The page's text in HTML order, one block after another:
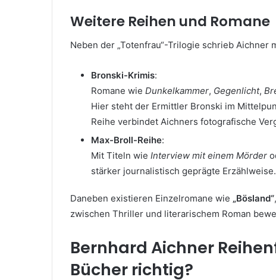
Weitere Reihen und Romane
Neben der „Totenfrau“-Trilogie schrieb Aichner
Bronski-Krimis:
Romane wie Dunkelkammer, Gegenlicht,
Hier steht der Ermittler Bronski im
Reihe verbindet Aichners fotografische
Max-Broll-Reihe:
Mit Titeln wie Interview mit einem Mörder
stärker journalistisch geprägte Erzählweise.
Daneben existieren Einzelromane wie „Bösland“,
zwischen Thriller und literarischem Roman
Bernhard Aichner
Bücher richtig?